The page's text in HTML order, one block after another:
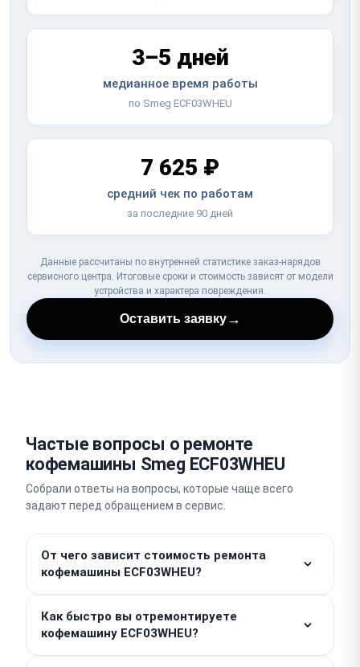
3–5 дней
медианное время работы
по Smeg ECF03WHEU
7 625 ₽
средний чек по работам
за последние 90 дней
Данные рассчитаны по внутренней статистике заказ-нарядов
сервисного центра. Итоговые сроки и стоимость зависят от модели
устройства и характера повреждения.
Оставить заявку→
Частые вопросы о ремонте
кофемашины Smeg ECF03WHEU
Собрали ответы на вопросы, которые чаще всего
задают перед обращением в сервис.
От чего зависит стоимость ремонта
кофемашины ECF03WHEU?
характера поломки, так как стоимость запчастей
рассчитывается отдельно. Точную сумму мы
называем после проведения бесплатной
Как быстро вы отремонтируете
кофемашину ECF03WHEU?